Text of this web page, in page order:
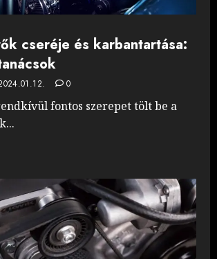
cseréje és karbantartása:
0
fontos szerepet tölt be a